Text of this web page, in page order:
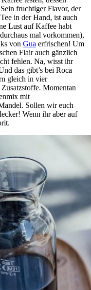
fruchtiger Flavor, der
in der Hand, ist auch
Lust auf Kaffee habt
mal vorkommen),
von Gua erfrischen! Um
Flair auch gänzlich
fehlen. Na, wisst ihr
das gibt’s bei Roca
gleich in vier
Momentan
mit
Sollen wir euch
Wenn ihr aber auf